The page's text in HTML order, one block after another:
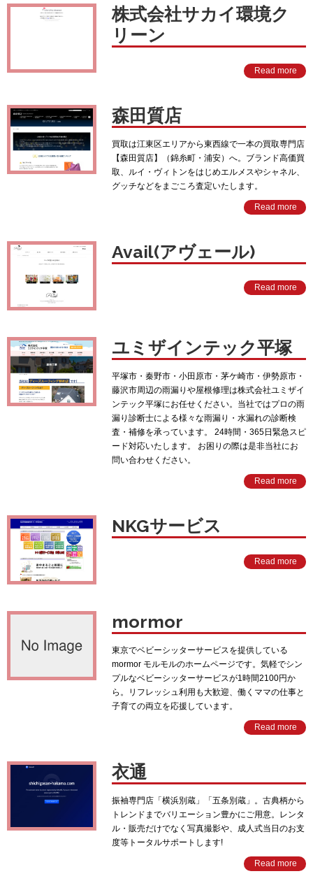
株式会社サカイ環境ク
リーン
Read more
森田質店
買取は江東区エリアから東西線で一本の買取専門店
【森田質店】（錦糸町・浦安）へ。ブランド高価買
取、ルイ・ヴィトンをはじめエルメスやシャネル、
グッチなどをまごころ査定いたします。
Read more
Avail(アヴェール)
Read more
ユミザインテック平塚
平塚市・秦野市・小田原市・茅ケ崎市・伊勢原市・
藤沢市周辺の雨漏りや屋根修理は株式会社ユミザイ
ンテック平塚にお任せください。当社ではプロの雨
漏り診断士による様々な雨漏り・水漏れの診断検
査・補修を承っています。 24時間・365日緊急スピ
ード対応いたします。 お困りの際は是非当社にお
問い合わせください。
Read more
NKGサービス
Read more
mormor
東京でベビーシッターサービスを提供している
mormor モルモルのホームページです。気軽でシン
プルなベビーシッターサービスが1時間2100円か
ら。リフレッシュ利用も大歓迎、働くママの仕事と
子育ての両立を応援しています。
Read more
衣通
振袖専門店「横浜別蔵」「五条別蔵」。古典柄から
トレンドまでバリエーション豊かにご用意。レンタ
ル・販売だけでなく写真撮影や、成人式当日のお支
度等トータルサポートします!
Read more